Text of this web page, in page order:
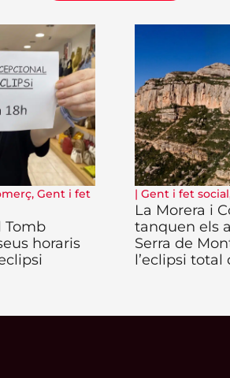
, Gent i fet
Tomb
horaris
| Gent i fet social
La Morera i
tanquen els
Serra de
l’eclipsi total